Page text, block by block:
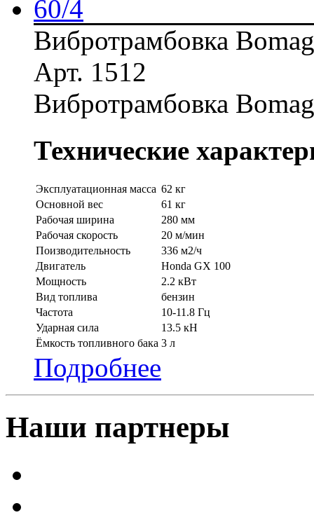
Вибротрамбовка
Арт. 1512
Вибротрамбовка
Технические
Эксплуатационная масса 62 кг
Основной вес
61 кг
Рабочая ширина
280 мм
Рабочая скорость
20 м/мин
Поизводительность
336 м2/ч
Двигатель
Honda GX 100
Мощность
2.2 кВт
Вид топлива
бензин
Частота
10-11.8 Гц
Ударная сила
13.5 кН
Ёмкость топливного бака 3 л
Подробнее
Наши партнеры